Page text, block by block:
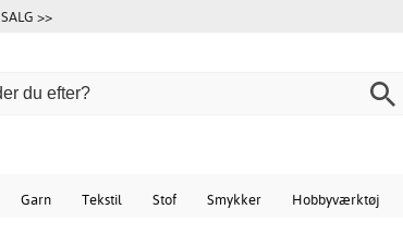
SALG >>
Garn Tekstil Stof Smykker Hobbyværktøj